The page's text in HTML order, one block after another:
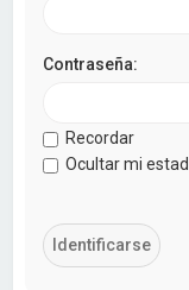
Contraseña:
Recordar
Ocultar mi